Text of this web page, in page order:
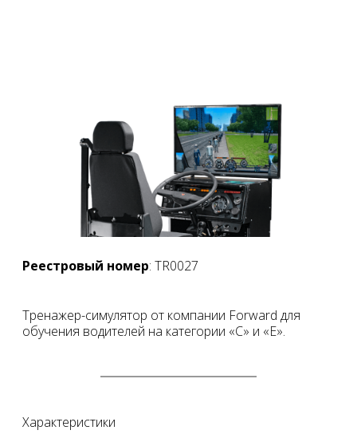
Реестровый номер: TR0027
Тренажер-симулятор от компании Forward для
обучения водителей на категории «С» и «Е».
Характеристики